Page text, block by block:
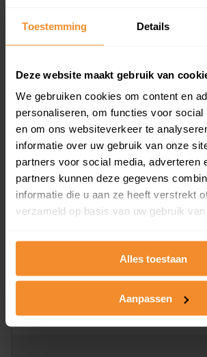
Toestemming Details
Deze website maakt gebruik van
We gebruiken cookies om content en
personaliseren, om functies voor social
en om ons websiteverkeer te
informatie over uw gebruik van onze
partners voor social media, adverteren
partners kunnen deze gegevens
informatie die u aan ze heeft verstrekt
verzameld op basis van uw gebruik
Alles toestaan
Aanpassen
en koopdatum) binnen een
koopsommen.
Bekijk product
Direct leverbaar
Kadastrale kaart pakket
Alleen globale ligging perceel
omliggende percelen met de